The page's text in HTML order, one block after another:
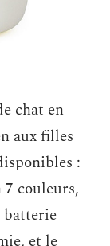
chat en
aux filles
:
couleurs,
batterie